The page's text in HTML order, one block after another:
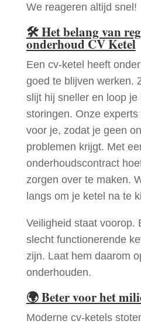
We reageren altijd snel!
🛠Het belang van
onderhoud CV Ketel
Een cv-ketel heeft
goed te blijven werken.
slijt hij sneller en loop je
storingen. Onze
voor je, zodat je geen
problemen krijgt. Met
onderhoudscontract
zorgen over te maken.
langs om je ketel na te
Veiligheid staat voorop.
slecht functionerende
zijn. Laat hem daarom
onderhouden.
🌍Beter voor het
Moderne cv-ketels